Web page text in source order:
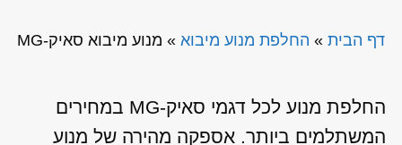
דף הבית» החלפת מנוע מיבוא» מנוע מיבוא סאיק-MG
החלפת מנוע לכל דגמי סאיק-MG במחירים
המשתלמים ביותר. אספקה מהירה של מנוע